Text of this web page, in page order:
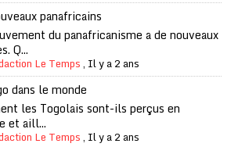
panafricains
du panafricanisme a de nouveaux
Q...
Le Temps, Il y a 2 ans
dans le monde
les Togolais sont-ils perçus en
et aill...
Le Temps, Il y a 2 ans